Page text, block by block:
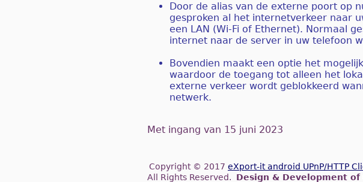
Door de alias van de externe poort op
gesproken al het internetverkeer naar
een LAN (Wi-Fi of Ethernet). Normaal
internet naar de server in uw telefoon
Bovendien maakt een optie het
waardoor de toegang tot alleen het
externe verkeer wordt geblokkeerd
netwerk.
Met ingang van 15 juni 2023
Copyright © 2017 eXport-it android UPnP/HTTP
All Rights Reserved.
Design & Development